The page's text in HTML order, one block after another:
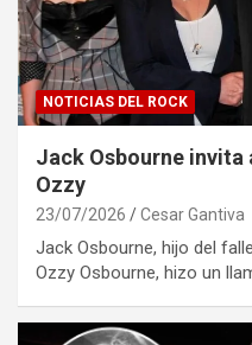
NOTICIAS DEL ROCK
Jack Osbourne invita
Ozzy
23/07/2026 Cesar Gantiva
Jack Osbourne, hijo del
Ozzy Osbourne, hizo un